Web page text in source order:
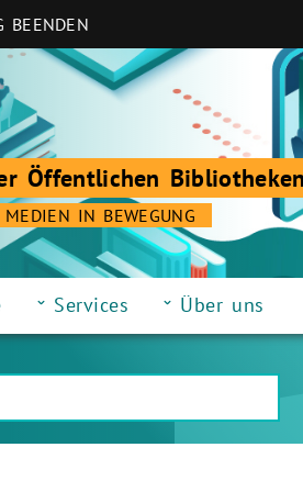
BEENDEN
Öffentlichen
IN BEWEGUNG
Services Über uns